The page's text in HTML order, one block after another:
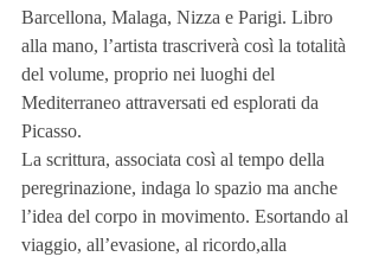
Barcellona, Malaga, Nizza e Parigi. Libro
alla mano, l’artista trascriverà così la totalità
del volume, proprio nei luoghi del
Mediterraneo attraversati ed esplorati da
Picasso.
La scrittura, associata così al tempo della
peregrinazione, indaga lo spazio ma anche
l’idea del corpo in movimento. Esortando al
viaggio, all’evasione, al ricordo,alla